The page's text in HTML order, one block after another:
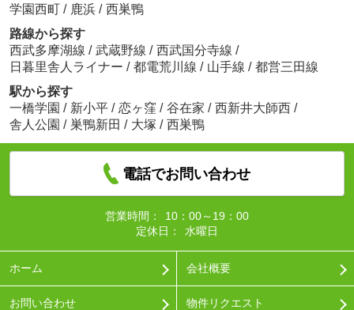
学園西町 / 鹿浜 / 西巣鴨
路線から探す
西武多摩湖線 / 武蔵野線 / 西武国分寺線 /
日暮里舎人ライナー / 都電荒川線 / 山手線 / 都営三田線
駅から探す
一橋学園 / 新小平 / 恋ヶ窪 / 谷在家 / 西新井大師西 /
舎人公園 / 巣鴨新田 / 大塚 / 西巣鴨
電話でお問い合わせ
営業時間：
10：00～19：00
定休日：
水曜日
ホーム 会社概要
お問い合わせ 物件リクエスト